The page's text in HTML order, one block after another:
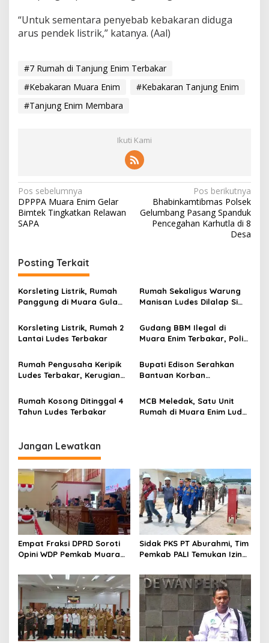
“Untuk sementara penyebab kebakaran diduga
arus pendek listrik,” katanya. (Aal)
#7 Rumah di Tanjung Enim Terbakar
#Kebakaran Muara Enim
#Kebakaran Tanjung Enim
#Tanjung Enim Membara
Ikuti Kami
N
a
v
g
a
s
i
p
o
s
Pos sebelumnya
DPPPA Muara Enim Gelar
Bimtek Tingkatkan Relawan
SAPA
Pos berikutnya
Bhabinkamtibmas Polsek
Gelumbang Pasang Spanduk
Pencegahan Karhutla di 8
Desa
Posting Terkait
Korsleting Listrik, Rumah
Panggung di Muara Gula
Rumah Sekaligus Warung
Manisan Ludes Dilalap Si
Korsleting Listrik, Rumah 2
Lantai Ludes Terbakar
Gudang BBM Ilegal di
Muara Enim Terbakar, Polisi
Olahan
Rumah Pengusaha Keripik
Ludes Terbakar, Kerugian
Bupati Edison Serahkan
Bantuan Korban
Rumah Kosong Ditinggal 4
Tahun Ludes Terbakar
MCB Meledak, Satu Unit
Rumah di Muara Enim Ludes
Jangan Lewatkan
Empat Fraksi DPRD Soroti
Opini WDP Pemkab Muara
Kelola Keuangan
Sidak PKS PT Aburahmi, Tim
Pemkab PALI Temukan Izin